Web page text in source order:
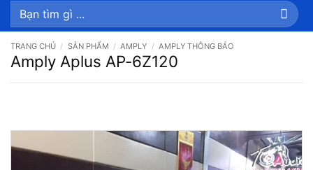
Tìm
kiếm:
TRANG CHỦ / SẢN PHẨM / AMPLY / AMPLY THÔNG BÁO
Amply Aplus AP-6Z120